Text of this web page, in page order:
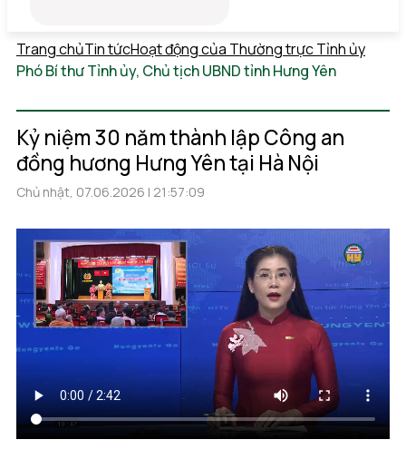
Trang chủTin tứcHoạt động của Thường trực Tỉnh ủy
Phó Bí thư Tỉnh ủy, Chủ tịch UBND tỉnh Hưng Yên
Kỷ niệm 30 năm thành lập Công an
đồng hương Hưng Yên tại Hà Nội
Chủ nhật, 07.06.2026 | 21:57:09